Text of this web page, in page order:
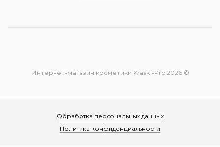
Интернет-магазин косметики Kraski-Pro 2026 ©
Обработка персональных данных
Политика конфиденциальности